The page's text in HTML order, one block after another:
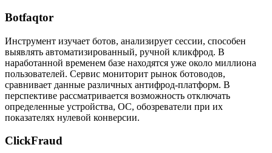
Botfaqtor
Инструмент изучает ботов, анализирует сессии, способен
выявлять автоматизированный, ручной кликфрод. В
наработанной временем базе находятся уже около миллиона
пользователей. Сервис мониторит рынок ботоводов,
сравнивает данные различных антифрод-платформ. В
перспективе рассматривается возможность отключать
определенные устройства, ОС, обозреватели при их
показателях нулевой конверсии.
ClickFraud